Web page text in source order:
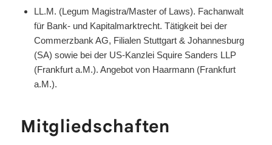
LL.M. (Legum Magistra/Master of Laws). Fachanwalt
für Bank- und Kapitalmarktrecht. Tätigkeit bei der
Commerzbank AG, Filialen Stuttgart & Johannesburg
(SA) sowie bei der US-Kanzlei Squire Sanders LLP
(Frankfurt a.M.). Angebot von Haarmann (Frankfurt
a.M.).
Mitgliedschaften